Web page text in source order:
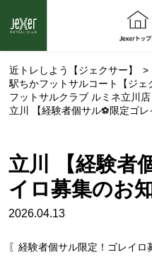
近トレしよう【ジェクサー】
駅ちかフットサルコート【ジェ
フットサルクラブ ルミネ立川店
立川 【経験者個サル⚽限定ゴレ
立川 【経験者
イロ募集のお
2026.04.13
〖経験者個サル限定！ゴレイロ